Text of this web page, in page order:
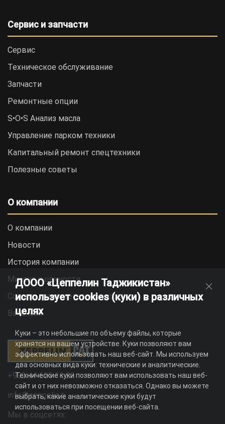
Сервис и запчасти
Сервис
Техническое обслуживание
Запчасти
Ремонтные опции
S•O•S Анализ масла
Управление парком техники
Капитальный ремонт спецтехники
Полезные советы
О компании
О компании
Новости
История компании
Миссия и ценности
Социальная ответственность
Вакансии
+992 44 625 11 22
info@zeppelin.tj
Мы в соцсетях:
ДООО «Цеппелин Таджикистан»
использует cookies (куки) в различных
целях
Куки – это небольшие по объему файлы, которые
хранятся на вашем устройстве. Куки позволяют вам
эффективно использовать наш веб-сайт. Мы используем
два основных вида куки: технические и аналитические.
Технические куки позволяют вам использовать наш веб-
сайт и от них невозможно отказаться. Однако вы можете
выбрать, какие аналитические куки будут
использоваться при посещении веб-сайта.